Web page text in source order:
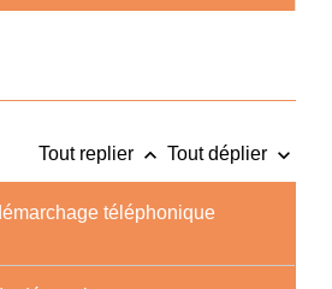
Tout replier keyboard_arrow_up Tout déplier keyboard_arrow_down
téléphonique